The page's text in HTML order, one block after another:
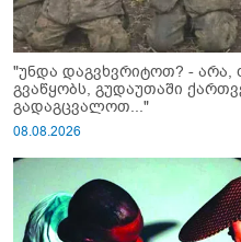
"უნდა დაგვხვრიტოთ? - არა,
გვაწყობს, გუდაუთაში
გადაგცვალოთ..."
08.08.2026